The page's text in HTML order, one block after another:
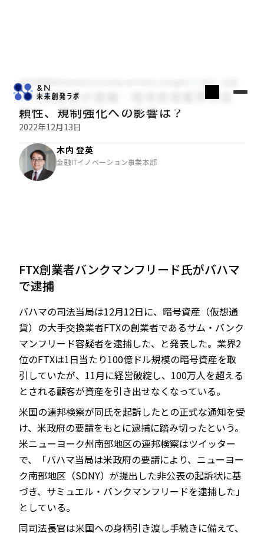
JP EN
木内登英のGlobal Economy & Policy Insight
FTX創業者が逮捕：暗号資産業界の信
頼性、規制強化への影響は？
2022年12月13日
木内 登英
金融ITイノベーション事業本部
FTX創業者バンクマンフリード氏がバハマ
で逮捕
バハマの司法当局は12月12日に、暗号資産（仮想通
貨）の大手交換業者FTXの創業者であるサム・バンク
マンフリード容疑者を逮捕した、と発表した。業界2
位のFTXは1日当たり100億ドル規模の暗号資産を取
引していたが、11月に経営破綻し、100万人を超える
とされる顧客が資産を引き出せなくなっている。
米国の連邦検察が同氏を起訴したとの正式な通知を受
け、米政府の要請をもとに逮捕に踏み切ったという。
米ニューヨーク州南部地区の連邦検察はツイッター
で、「バハマ当局は米政府の要請により、ニューヨー
ク南部地区（SDNY）が提出した非公表の起訴状に基
づき、サミュエル・バンクマンフリードを逮捕した」
としている。
同司法長官は米国への身柄引き渡し手続きに備えて、